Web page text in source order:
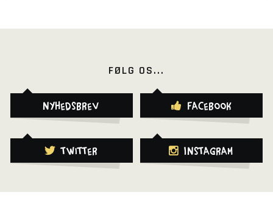
FØLG OS...
Nyhedsbrev Facebook
Twitter Instagram